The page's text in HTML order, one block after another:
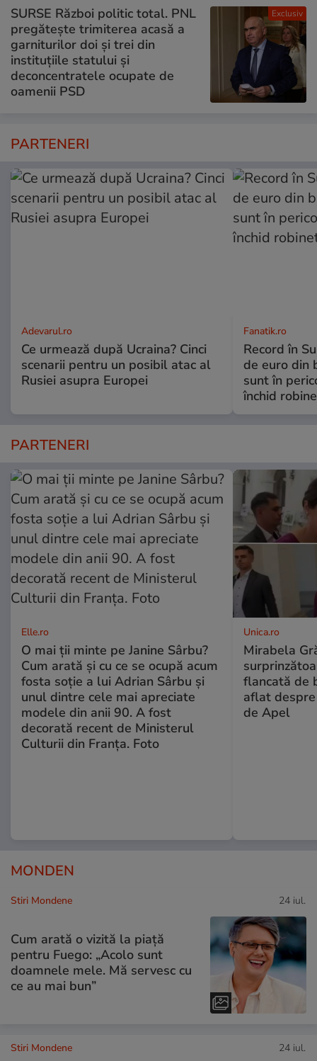
Exclusiv
SURSE Război politic total. PNL
pregătește trimiterea acasă a
garniturilor doi și trei din
instituțiile statului și
deconcentratele ocupate de
oamenii PSD
PARTENERI
Adevarul.ro
Ce urmează după Ucraina? Cinci
scenarii pentru un posibil atac al
Rusiei asupra Europei
Fanatik.ro
Record în
de euro din
sunt în
închid
PARTENERI
Elle.ro
O mai ții minte pe Janine Sârbu?
Cum arată și cu ce se ocupă acum
fosta soție a lui Adrian Sârbu și
unul dintre cele mai apreciate
modele din anii 90. A fost
decorată recent de Ministerul
Culturii din Franța. Foto
Unica.ro
Mirabela
flancată de
aflat
de Apel
MONDEN
Stiri Mondene 24 iul.
Cum arată o vizită la piață
pentru Fuego: „Acolo sunt
doamnele mele. Mă servesc cu
ce au mai bun”
Stiri Mondene 24 iul.